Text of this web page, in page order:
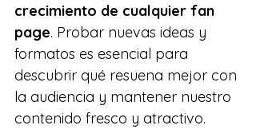
crecimiento de cualquier fan
page. Probar nuevas ideas y
formatos es esencial para
descubrir qué resuena mejor con
la audiencia y mantener nuestro
contenido fresco y atractivo.